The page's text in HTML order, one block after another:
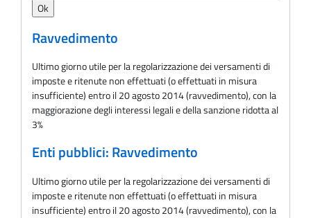
Ravvedimento
Ultimo giorno utile per la regolarizzazione dei versamenti di
imposte e ritenute non effettuati (o effettuati in misura
insufficiente) entro il 20 agosto 2014 (ravvedimento), con la
maggiorazione degli interessi legali e della sanzione ridotta al
3%
Enti pubblici: Ravvedimento
Ultimo giorno utile per la regolarizzazione dei versamenti di
imposte e ritenute non effettuati (o effettuati in misura
insufficiente) entro il 20 agosto 2014 (ravvedimento), con la